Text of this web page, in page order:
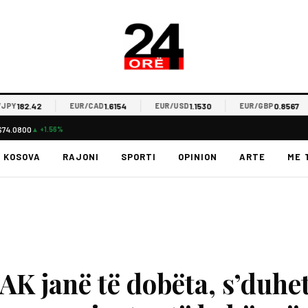
EUR/CAD1.6154 EUR/USD1.1530 EUR/GBP0.8567
▲ +1.56%
KOSOVA RAJONI SPORTI OPINION ARTE ME
janë të dobëta,